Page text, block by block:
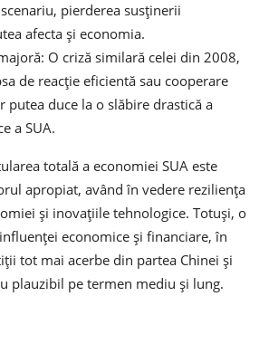
pierderea susținerii
afecta și economia.
O criză similară celei din 2008,
de reacție eficientă sau cooperare
putea duce la o slăbire drastică a
a SUA.
totală a economiei SUA este
apropiat, având în vedere reziliența
și inovațiile tehnologice. Totuși, o
economice și financiare, în
tot mai acerbe din partea Chinei și
plauzibil pe termen mediu și lung.